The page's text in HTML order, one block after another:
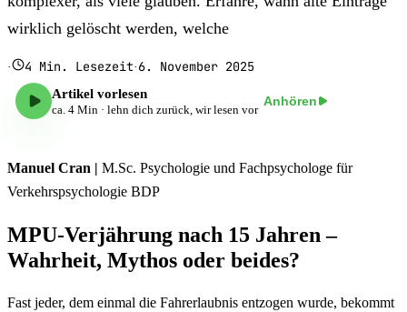
wirklich gelöscht werden, welche
· 4 Min. Lesezeit·6. November 2025
Artikel vorlesen
ca. 4Min · lehn dich zurück, wir lesen vor
Anhören
Manuel Cran | M.Sc. Psychologie und Fachpsychologe für
Verkehrspsychologie BDP
MPU-Verjährung nach 15 Jahren –
Wahrheit, Mythos oder beides?
Fast jeder, dem einmal die Fahrerlaubnis entzogen wurde, bekommt